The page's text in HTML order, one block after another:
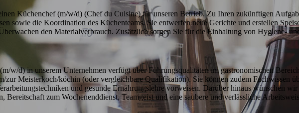
Küchenchef (m/w/d) (Chef du Cuisine) für unseren Betrieb. Zu Ihren zukünftigen
sowie die Koordination des Küchenteams. Sie entwerfen neue Gerichte und erstellen
den Materialverbrauch. Zusätzlich sorgen Sie für die Einhaltung von Hygiene-
w/d) in unserem Unternehmen verfügt über Führungsqualitäten im gastronomischen
zur Meisterkoch/köchin (oder vergleichbare Qualifikation). Sie können zudem Fachwissen
und gesunde Ernährungslehre vorweisen. Darüber hinaus wünschen
zum Wochenenddienst, Teamgeist und eine saubere und verlässliche